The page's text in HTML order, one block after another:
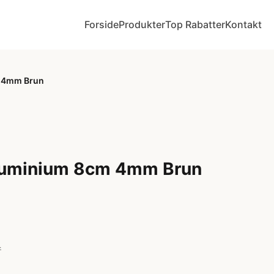
ForsideProdukterTop RabatterKontakt
Brun
8cm 4mm Brun